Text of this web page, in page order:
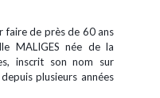
faire de près de 60 ans
MALIGES née de la
inscrit son nom sur
plusieurs années